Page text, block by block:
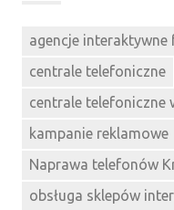
agencje interaktywne
centrale telefoniczne
centrale telefoniczne
kampanie reklamowe
Naprawa telefonów
obsługa sklepów